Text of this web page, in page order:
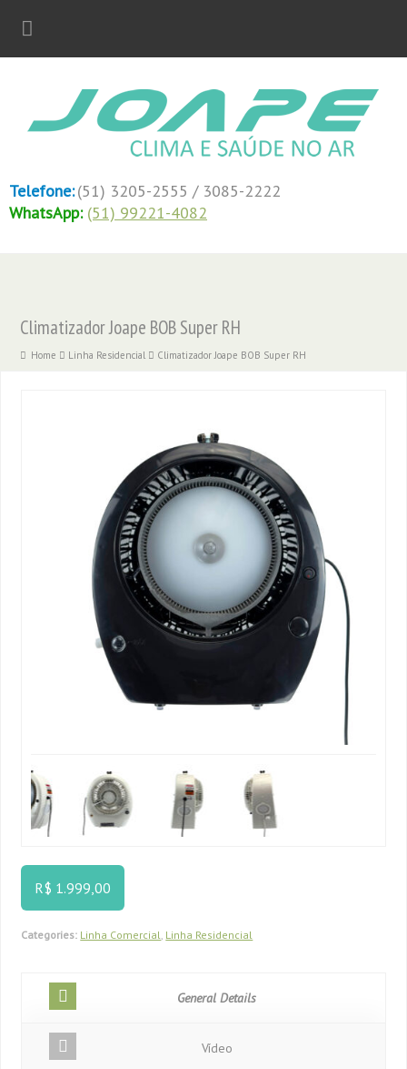
Telefone:(51) 3205-2555 / 3085-2222
WhatsApp: (51) 99221-4082
Climatizador Joape BOB Super RH
Home Linha Residencial Climatizador Joape BOB Super RH
R$ 1.999,00
Categories: Linha Comercial, Linha Residencial
General Details
Vídeo